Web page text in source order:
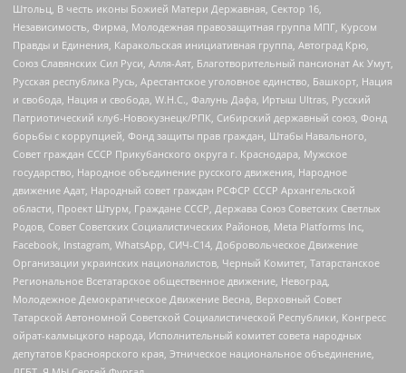
Штольц, В честь иконы Божией Матери Державная, Сектор 16,
Независимость, Фирма, Молодежная правозащитная группа МПГ, Курсом
Правды и Единения, Каракольская инициативная группа, Автоград Крю,
Союз Славянских Сил Руси, Алля-Аят, Благотворительный пансионат Ак Умут,
Русская республика Русь, Арестантское уголовное единство, Башкорт, Нация
и свобода, Нация и свобода, W.H.С., Фалунь Дафа, Иртыш Ultras, Русский
Патриотический клуб-Новокузнецк/РПК, Сибирский державный союз, Фонд
борьбы с коррупцией, Фонд защиты прав граждан, Штабы Навального,
Совет граждан СССР Прикубанского округа г. Краснодара, Мужское
государство, Народное объединение русского движения, Народное
движение Адат, Народный совет граждан РСФСР СССР Архангельской
области, Проект Штурм, Граждане СССР, Держава Союз Советских Светлых
Родов, Совет Советских Социалистических Районов, Meta Platforms Inc,
Facebook, Instagram, WhatsApp, СИЧ-С14, Добровольческое Движение
Организации украинских националистов, Черный Комитет, Татарстанское
Региональное Всетатарское общественное движение, Невоград,
Молодежное Демократическое Движение Весна, Верховный Совет
Татарской Автономной Советской Социалистической Республики, Конгресс
ойрат-калмыцкого народа, Исполнительный комитет совета народных
депутатов Красноярского края, Этническое национальное объединение,